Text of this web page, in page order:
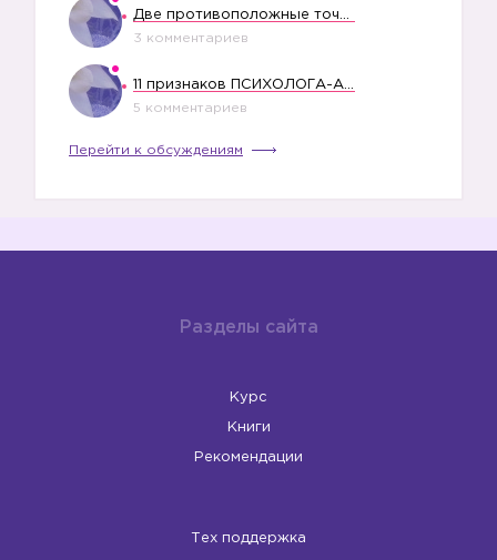
3 комментариев
5 комментариев
Перейти к обсуждениям
Разделы сайта
Курс
Книги
Рекомендации
Тех поддержка